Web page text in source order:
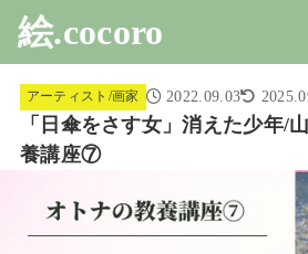
絵.cocoro
アーティスト/画家 2022.09.03
「日傘をさす女」消えた少年/
養講座⑦